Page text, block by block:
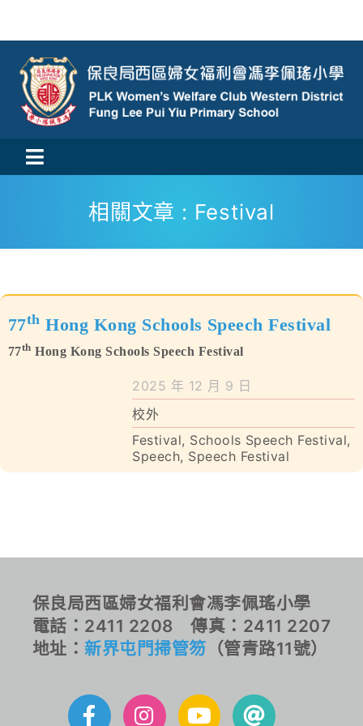
content
Toggle
Navigation
活動消息
校風及學生支援
相關文章 : Festival
77th Hong Kong Schools Speech Festival
77th Hong Kong Schools Speech Festival
2025 年 12 月 9 日
校外
Festival, Schools Speech Festival,
Speech, Speech Festival
保良局西區婦女福利會馮李佩瑤小學
電話：2411 2208 傳真：2411 2207
地址： 新界屯門掃管笏 （管青路11號）